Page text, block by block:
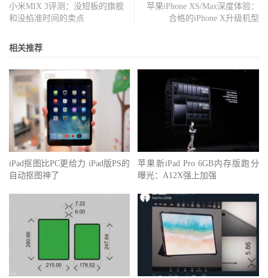
小米MIX 3评测：没短板的旗舰
和没掐准时间的卖点
苹果iPhone XS/Max深度体验：
合格的iPhone X升级机型
相关推荐
iPad抠图比PC更给力 iPad版PS的
自动抠图神了
苹果新iPad Pro 6GB内存版跑分
曝光：A12X强上加强